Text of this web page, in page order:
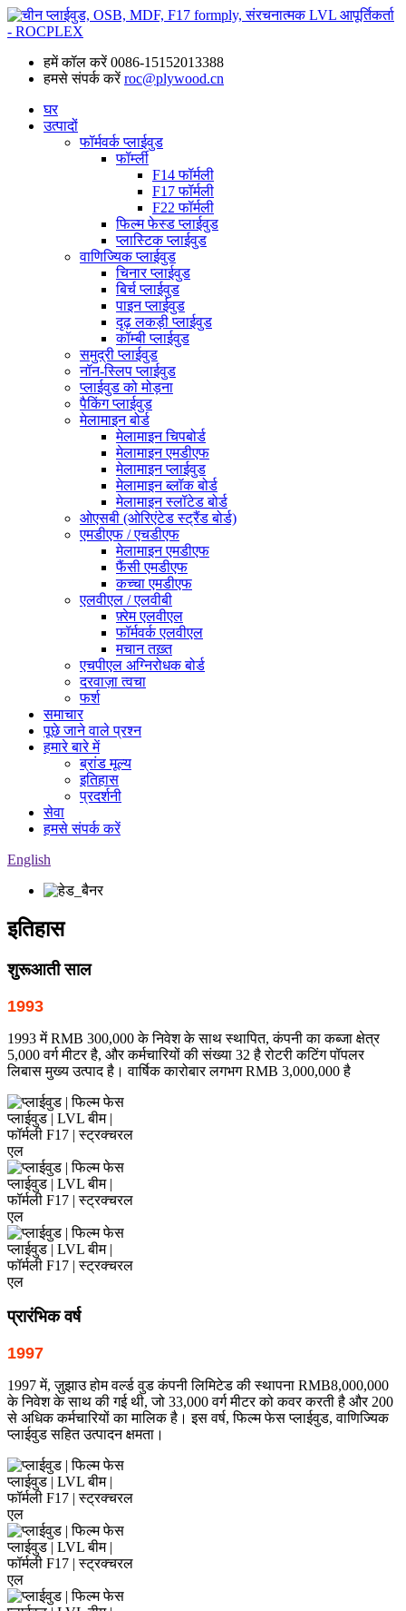
हमें कॉल करें 0086-15152013388
हमसे संपर्क करें roc@plywood.cn
घर
उत्पादों
फॉर्मवर्क प्लाईवुड
फॉर्म्ली
F14 फॉर्मली
F17 फॉर्मली
F22 फॉर्मली
फिल्म फेस्ड प्लाईवुड
प्लास्टिक प्लाईवुड
वाणिज्यिक प्लाईवुड
चिनार प्लाईवुड
बिर्च प्लाईवुड
पाइन प्लाईवुड
दृढ़ लकड़ी प्लाईवुड
कॉम्बी प्लाईवुड
समुद्री प्लाईवुड
नॉन-स्लिप प्लाईवुड
प्लाईवुड को मोड़ना
पैकिंग प्लाईवुड
मेलामाइन बोर्ड
मेलामाइन चिपबोर्ड
मेलामाइन एमडीएफ
मेलामाइन प्लाईवुड
मेलामाइन ब्लॉक बोर्ड
मेलामाइन स्लॉटेड बोर्ड
ओएसबी (ओरिएंटेड स्ट्रैंड बोर्ड)
एमडीएफ / एचडीएफ
मेलामाइन एमडीएफ
फैंसी एमडीएफ
कच्चा एमडीएफ
एलवीएल / एलवीबी
फ़्रेम एलवीएल
फॉर्मवर्क एलवीएल
मचान तख़्त
एचपीएल अग्निरोधक बोर्ड
दरवाज़ा त्वचा
फर्श
समाचार
पूछे जाने वाले प्रश्न
हमारे बारे में
ब्रांड मूल्य
इतिहास
प्रदर्शनी
सेवा
हमसे संपर्क करें
English
इतिहास
शुरूआती साल
1993
1993 में RMB 300,000 के निवेश के साथ स्थापित, कंपनी का कब्जा क्षेत्र
5,000 वर्ग मीटर है, और कर्मचारियों की संख्या 32 है रोटरी कटिंग पॉपलर
लिबास मुख्य उत्पाद है। वार्षिक कारोबार लगभग RMB 3,000,000 है
प्रारंभिक वर्ष
1997
1997 में, ज़ुझाउ होम वर्ल्ड वुड कंपनी लिमिटेड की स्थापना RMB8,000,000
के निवेश के साथ की गई थी, जो 33,000 वर्ग मीटर को कवर करती है और 200
से अधिक कर्मचारियों का मालिक है। इस वर्ष, फिल्म फेस प्लाईवुड, वाणिज्यिक
प्लाईवुड सहित उत्पादन क्षमता।